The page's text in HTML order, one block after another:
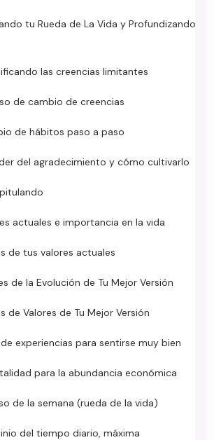
tu Rueda de La Vida y Profundizando
las creencias limitantes
de cambio de creencias
de hábitos paso a paso
del agradecimiento y cómo cultivarlo
actuales e importancia en la vida
de tus valores actuales
de la Evolución de Tu Mejor Versión
de Valores de Tu Mejor Versión
de experiencias para sentirse muy bien
para la abundancia económica
de la semana (rueda de la vida)
del tiempo diario, máxima